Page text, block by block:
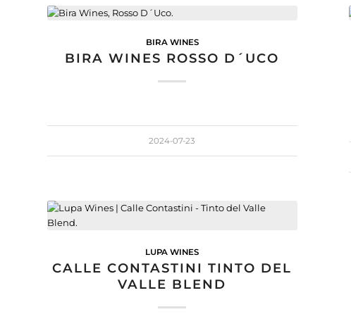
BIRA WINES
BIRA WINES ROSSO D´UCO
2024-07-23
LUPA WINES
CALLE CONTASTINI TINTO DEL
VALLE BLEND